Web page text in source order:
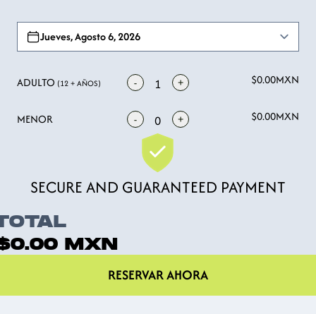
Jueves, Agosto 6, 2026
ADULTO (12 + AÑOS) - 1 + $0.00MXN
MENOR - 0 + $0.00MXN
SECURE AND GUARANTEED PAYMENT
MXN
RESERVAR AHORA